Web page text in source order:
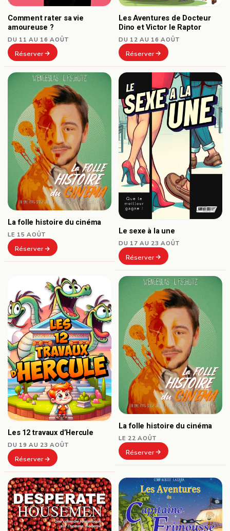
Comment rater sa vie
amoureuse ?
DU 11 AU 16 AOÛT
Réserver
Les Aventures de Docteur
Dino et Victor le Raptor
DU 12 AU 16 AOÛT
Réserver
La folle histoire du cinéma
LE 15 AOÛT
Réserver
Le sexe à la une
DU 17 AU 23 AOÛT
Réserver
Les 12 travaux d’Hercule
DU 19 AU 23 AOÛT
Réserver
La folle histoire du cinéma
LE 22 AOÛT
Réserver